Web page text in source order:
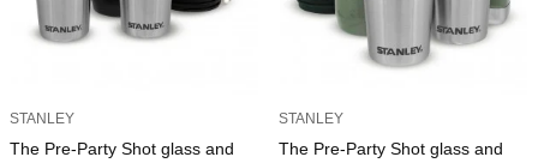
STANLEY
The Pre-Party Shot glass and
STANLEY
The Pre-Party Shot glass and